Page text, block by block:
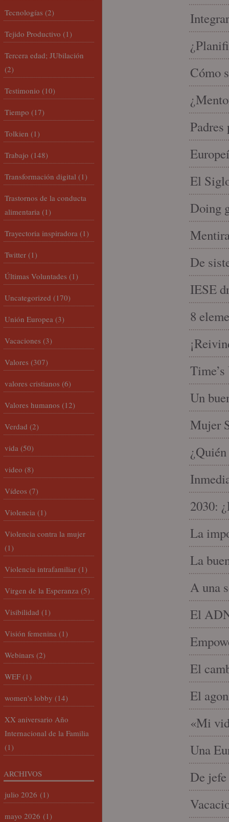
Cómo
Padres
El
Doing
De
IESE
8
Un
Mujer
2030:
La
La
A una
El
El
El
«Mi
Una
De
Tecnologías (2)
Tejido Productivo (1)
Tercera edad; JUbilación
(2)
Testimonio (10)
Tiempo (17)
Tolkien (1)
Trabajo (148)
Transformación digital (1)
Trastornos de la conducta
alimentaria (1)
Trayectoria inspiradora (1)
Twitter (1)
Últimas Voluntades (1)
Uncategorized (170)
Unión Europea (3)
Vacaciones (3)
Valores (307)
valores cristianos (6)
Valores humanos (12)
Verdad (2)
vida (50)
video (8)
Vídeos (7)
Violencia (1)
Violencia contra la mujer
(1)
Violencia intrafamiliar (1)
Virgen de la Esperanza (5)
Visibilidad (1)
Visión femenina (1)
Webinars (2)
WEF (1)
women's lobby (14)
XX aniversario Año
Internacional de la Familia
(1)
ARCHIVOS
julio 2026 (1)
mayo 2026 (1)